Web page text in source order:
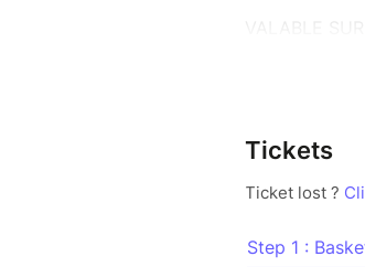
VALABLE
JEUDI 15
JEUDI 12
JEUDI 23
Tickets